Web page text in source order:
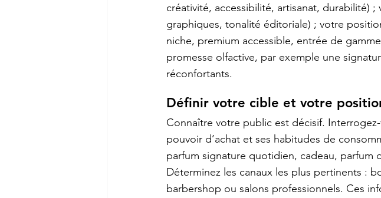
créativité, accessibilité, artisanat, durabilité)
graphiques, tonalité éditoriale) ; votre
niche, premium accessible, entrée de
promesse olfactive, par exemple une
réconfortants.
Définir votre cible et votre
Connaître votre public est décisif.
pouvoir d’achat et ses habitudes de
parfum signature quotidien, cadeau, parfum
Déterminez les canaux les plus pertinents :
barbershop ou salons professionnels. Ces